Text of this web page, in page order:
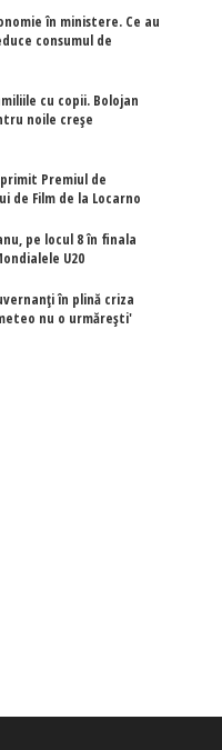
în ministere. Ce au
consumul de
cu copii. Bolojan
noile creșe
Premiul de
de Film de la Locarno
pe locul 8 în finala
U20
în plină criza
nu o urmărești'